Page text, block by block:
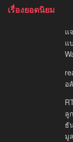
เรื่องยอดนิยม
แ
แ
อ
ลู
ธั
มู